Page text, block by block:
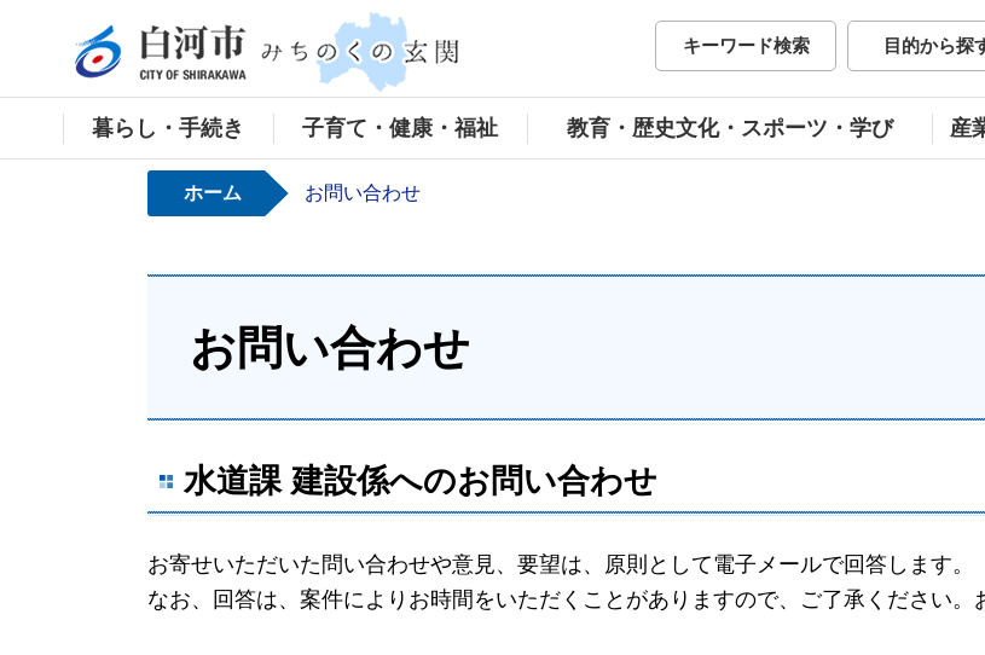
白河市公式ホームページ
キーワード検索
目的から探
暮らし・手続き 子育て・健康・福祉 教育・歴史文化・スポーツ・学び 産
ホーム お問い合わせ
お問い合わせ
水道課 建設係へのお問い合わせ
お寄せいただいた問い合わせや意見、要望は、原則として電子メールで回答します。
なお、回答は、案件によりお時間をいただくことがありますので、ご了承ください。